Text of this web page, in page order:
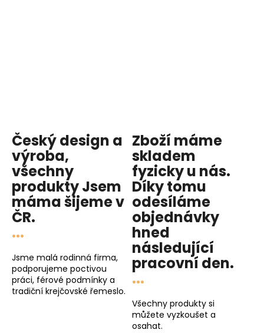
Český design a
výroba,
všechny
produktyJsem
mámašijeme v
ČR.
...
Jsme malá rodinná firma,
podporujeme poctivou
práci, férové podmínky a
tradiční krejčovské řemeslo.
Zboží máme
skladem
fyzicky u nás.
Díky tomu
odesíláme
objednávky
hned
následující
pracovní den.
...
Všechny produkty si
můžete vyzkoušet a
osahat.